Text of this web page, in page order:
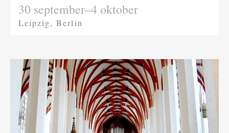
30 september–4 oktober
Leipzig, Berlin